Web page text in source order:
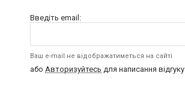
Введіть email:
Ваш e-mail не відображатиметься на сайті
або Авторизуйтесь для написання відгуку